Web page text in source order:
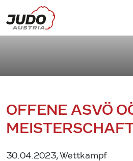
OFFENE ASVÖ
30.04.2023, Wettkampf